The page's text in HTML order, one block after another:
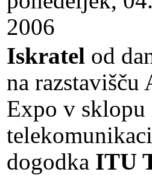
2006
Iskratel od
na razstavišču
Expo v sklopu
dogodka ITU